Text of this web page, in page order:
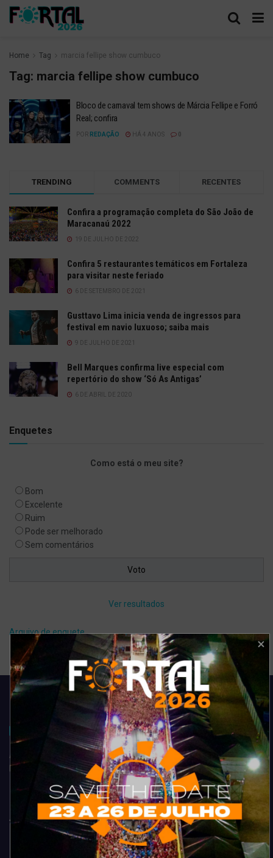
Home Tag marcia fellipe show cumbuco
Tag: marcia fellipe show cumbuco
Bloco de carnaval tem shows de Márcia Fellipe e Forró
Real; confira
POR REDAÇÃO HÁ 4 ANOS
TRENDING COMMENTS RECENTES
Confira a programação completa do São João de
Maracanaú 2022
19 DE JULHO DE 2022
Confira 5 restaurantes temáticos em Fortaleza
para visitar neste feriado
6 DE SETEMBRO DE 2021
Gusttavo Lima inicia venda de ingressos para
festival em navio luxuoso; saiba mais
9 DE JULHO DE 2021
Bell Marques confirma live especial com
repertório do show ‘Só As Antigas’
6 DE ABRIL DE 2020
Enquetes
Como está o meu site?
Bom
Excelente
Ruim
Pode ser melhorado
Sem comentários
Ver resultados
Arquivo de enquete
Acompanhe todas as novidades do entretenimento na região de
Fortaleza. Dicas, promoções, coberturas exclusivas e muito mais.